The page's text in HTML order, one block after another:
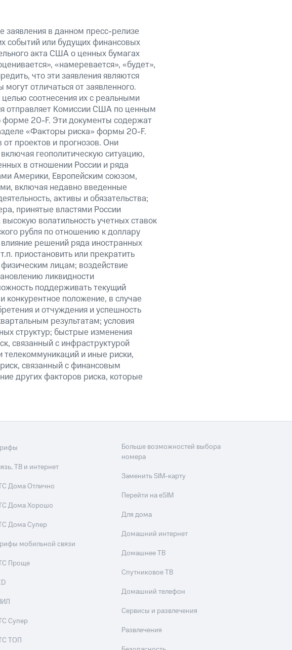
в данном пресс-релизе
событий или будущих финансовых
акта США о ценных бумагах
«намеревается», «будет»,
что эти заявления являются
отличаться от заявленного.
соотнесения их с реальными
отправляет Комиссии США по ценным
форме 20-F. Эти документы содержат
«Факторы риска» формы 20-F.
проектов и прогнозов. Они
геополитическую ситуацию,
в отношении России и ряда
Америки, Европейским союзом,
включая недавно введенные
активы и обязательства;
принятые властями России
волатильность учетных ставок
рубля по отношению к доллару
решений ряда иностранных
приостановить или прекратить
лицам; воздействие
ликвидности
поддерживать текущий
конкурентное положение, в случае
и отчуждения и успешность
результатам; условия
структур; быстрые изменения
связанный с инфраструктурой
и иные риски,
связанный с финансовым
других факторов риска, которые
ТВ и интернет
Дома Отлично
Дома Хорошо
Дома Супер
мобильной связи
Проще
Супер
ТОП
Больше возможностей выбора
номера
Заменить SIM-карту
Перейти на eSIM
Для дома
Домашний интернет
Домашнее ТВ
Спутниковое ТВ
Домашний телефон
Сервисы и развлечения
Развлечения